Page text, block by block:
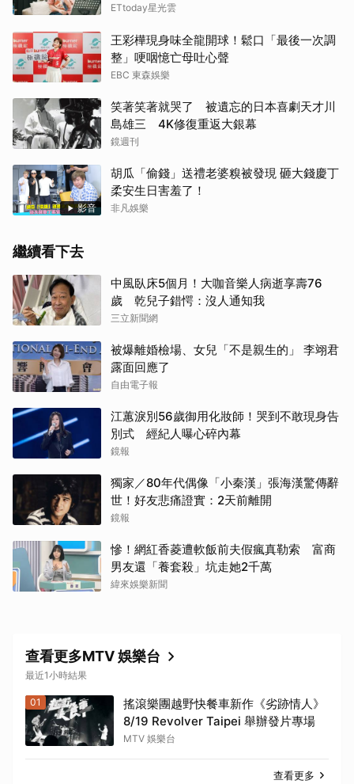
ETtoday星光雲
王彩樺現身味全龍開球！鬆口「最後一次調
整」哽咽憶亡母吐心聲
EBC 東森娛樂
笑著笑著就哭了 被遺忘的日本喜劇天才川
島雄三 4K修復重返大銀幕
鏡週刊
影音
胡瓜「偷錢」送禮老婆糗被發現 砸大錢慶丁
柔安生日害羞了！
非凡娛樂
繼續看下去
中風臥床5個月！大咖音樂人病逝享壽76
歲 乾兒子錯愕：沒人通知我
三立新聞網
被爆離婚檢場、女兒「不是親生的」 李翊君
露面回應了
自由電子報
江蕙淚別56歲御用化妝師！哭到不敢現身告
別式 經紀人曝心碎內幕
鏡報
獨家／80年代偶像「小秦漢」張海漢驚傳辭
世！好友悲痛證實：2天前離開
鏡報
慘！網紅香菱遭軟飯前夫假瘋真勒索 富商
男友還「養套殺」坑走她2千萬
緯來娛樂新聞
查看更多MTV 娛樂台
最近1小時結果
01
搖滾樂團越野快餐車新作《劣跡情人》
8/19 Revolver Taipei 舉辦發片專場
MTV 娛樂台
查看更多